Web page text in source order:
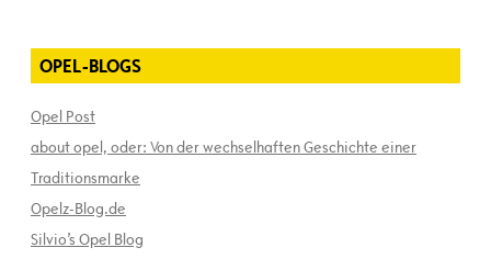
OPEL-BLOGS
Opel Post
about opel, oder: Von der wechselhaften Geschichte einer
Traditionsmarke
Opelz-Blog.de
Silvio’s Opel Blog